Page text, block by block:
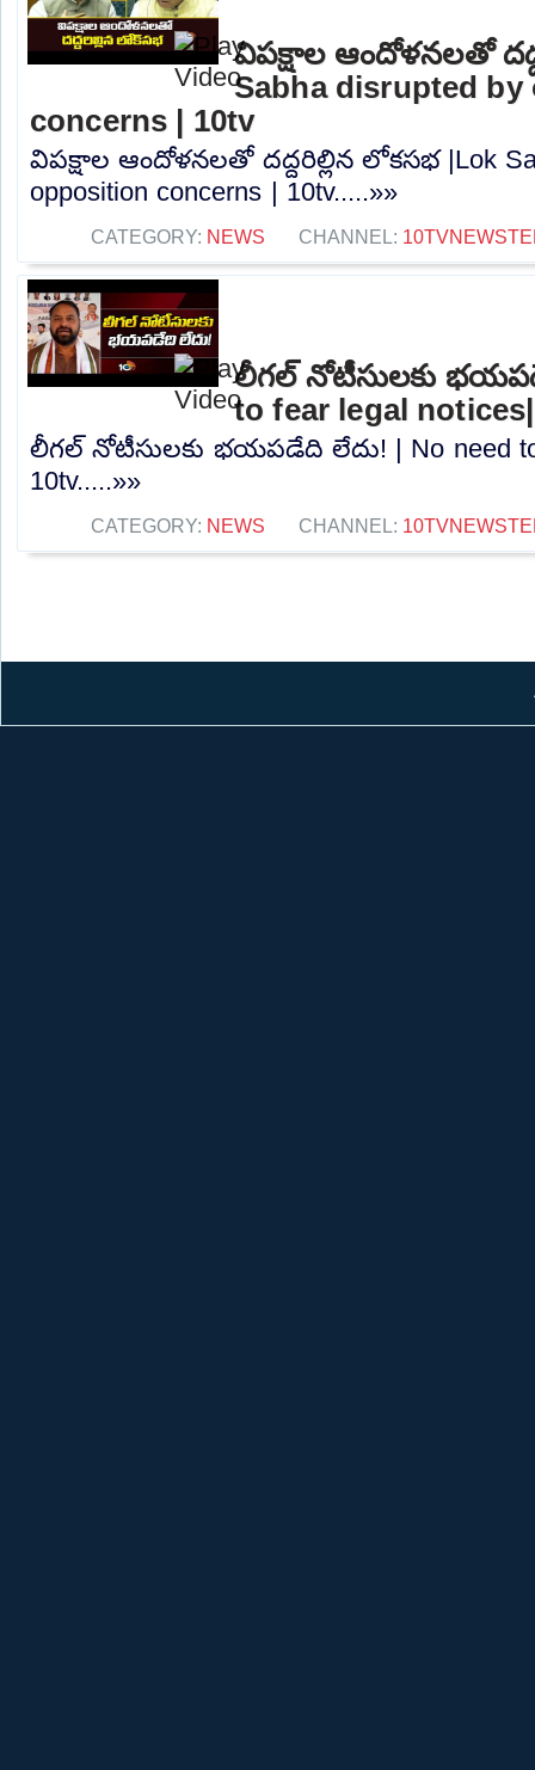
విపక్షాల ఆందోళనలతో
Sabha disrupted
concerns | 10tv
విపక్షాల ఆందోళనలతో దద్దరిల్లిన లోకసభ |Lok
opposition concerns | 10tv.....»»
CATEGORY: NEWS CHANNEL:
లీగల్ నోటీసులకు
to fear legal
లీగల్ నోటీసులకు భయపడేది లేదు! | No need to
10tv.....»»
CATEGORY: NEWS CHANNEL: